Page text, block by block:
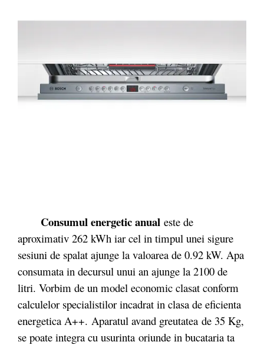
Consumul energetic anual este de
aproximativ 262 kWh iar cel in timpul unei sigure
sesiuni de spalat ajunge la valoarea de 0.92 kW. Apa
consumata in decursul unui an ajunge la 2100 de
litri. Vorbim de un model economic clasat conform
calculelor specialistilor incadrat in clasa de eficienta
energetica A++. Aparatul avand greutatea de 35 Kg,
se poate integra cu usurinta oriunde in bucataria ta